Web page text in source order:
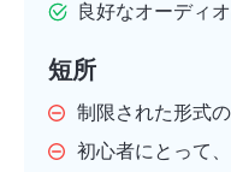
2。
良好なオーディ
短所
制限された形式の
初心者にとって